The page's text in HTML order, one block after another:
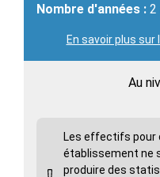
Nombre d'années : 2
En savoir plus
Au
Les effectifs
établissement ne
produire des